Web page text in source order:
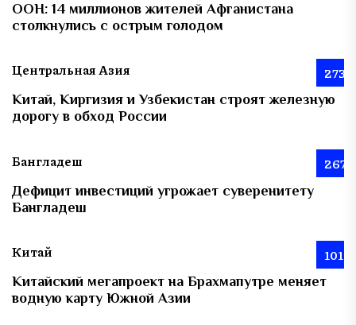
ООН: 14 миллионов жителей Афганистана
столкнулись с острым голодом
Центральная Азия 273
Китай, Киргизия и Узбекистан строят железную
дорогу в обход России
Бангладеш 267
Дефицит инвестиций угрожает суверенитету
Бангладеш
Китай 101
Китайский мегапроект на Брахмапутре меняет
водную карту Южной Азии